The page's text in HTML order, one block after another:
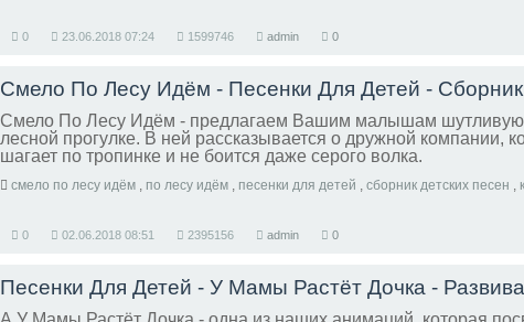
0 23.06.2018 07:24 1599746 admin 0
Смело По Лесу Идём - предлагаем Вашим малышам шутливую
лесной прогулке. В ней рассказывается о дружной компании,
шагает по тропинке и не боится даже серого волка.
смело по лесу идём , по лесу идём , песенки для детей , сборник детских песен ,
0 02.06.2018 08:51 2395156 admin 0